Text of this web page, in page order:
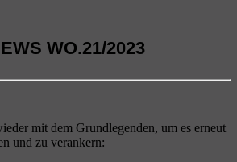
WO.21/2023
mit dem Grundlegenden, um es erneut
und zu verankern: